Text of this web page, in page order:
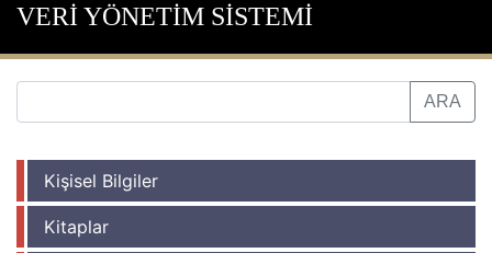
VERİ YÖNETİM SİSTEMİ
Kişisel Bilgiler
Kitaplar